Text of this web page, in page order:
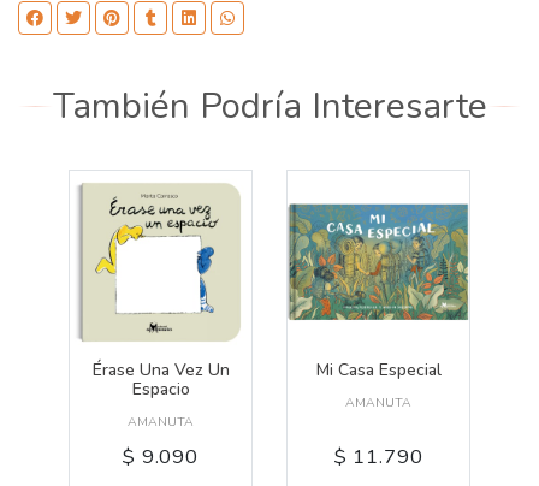
También Podría Interesarte
Érase Una Vez Un
Espacio
AMANUTA
$ 9.090
Mi Casa Especial
AMANUTA
$ 11.790